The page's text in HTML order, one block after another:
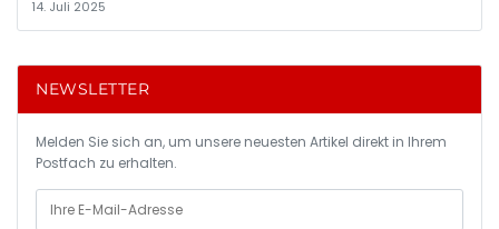
14. Juli 2025
NEWSLETTER
Melden Sie sich an, um unsere neuesten Artikel direkt in Ihrem
Postfach zu erhalten.